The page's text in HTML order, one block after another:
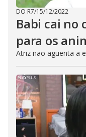
DO R7/15/12/2022
Babi cai no
para os
Atriz não aguenta a